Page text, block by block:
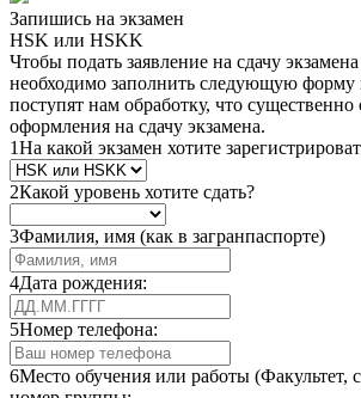
Запишись на экзамен
HSK или HSKK
Чтобы подать заявление на сдачу
необходимо заполнить следующую
поступят нам обработку, что существенно
оформления на сдачу экзамена.
1На какой экзамен хотите
2Какой уровень хотите сдать?
3Фамилия, имя (как в загранпаспорте)
4Дата рождения:
5Номер телефона:
6Место обучения или работы (Факультет,